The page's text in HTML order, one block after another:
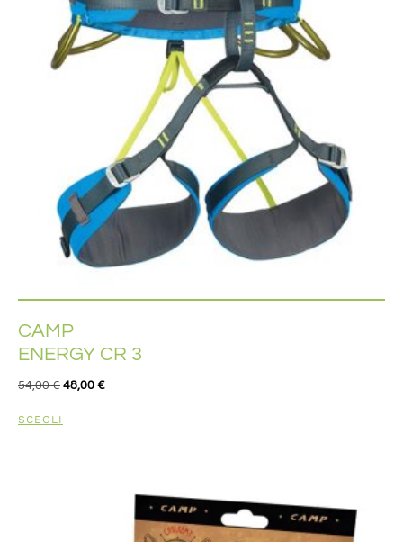
CAMP
ENERGY CR 3
54,00€ 48,00 €
SCEGLI